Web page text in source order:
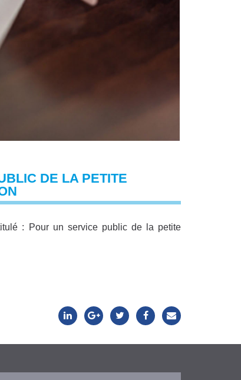
DE LA PETITE
: Pour un service public de la petite